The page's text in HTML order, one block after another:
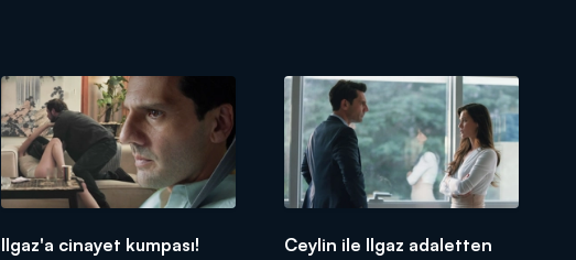
Ilgaz'a cinayet kumpası!
Ceylin ile Ilgaz adaletten